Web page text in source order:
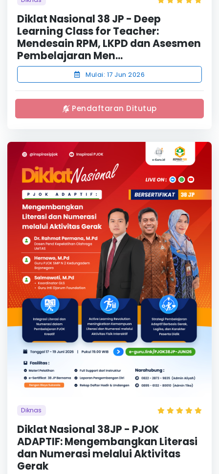
Diklat Nasional 38 JP - Deep
Learning Class for Teacher:
Mendesain RPM, LKPD dan Asesmen
Pembelajaran Men...
Mulai: 17 Jun 2026
Pendaftaran Ditutup
Diknas
Diklat Nasional 38JP - PJOK
ADAPTIF: Mengembangkan Literasi
dan Numerasi melalui Aktivitas
Gerak